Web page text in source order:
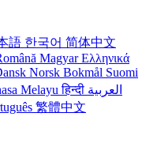
語 한국어 简体中文
MagyarΕλληνικά
Norsk Bokmål Suomi
Melayuहिन्दी العربية
繁體中文